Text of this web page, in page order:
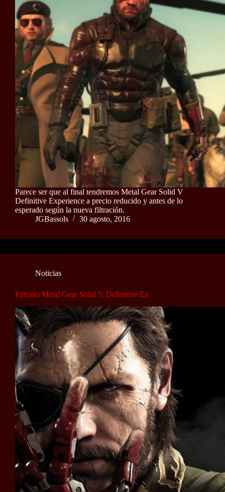
Parece ser que al final tendremos Metal Gear Solid V
Definitive Experience a precio reducido y antes de lo
esperado según la nueva filtración.
JGBassols
30 agosto, 2016
Noticias
Filtrado Metal Gear Solid 5: Definitive Ex